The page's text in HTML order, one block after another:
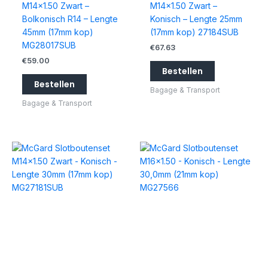
M14x1.50 Zwart –
Bolkonisch R14 – Lengte
45mm (17mm kop)
MG28017SUB
€59.00
Bestellen
Bagage & Transport
M14x1.50 Zwart –
Konisch – Lengte 25mm
(17mm kop) 27184SUB
€67.63
Bestellen
Bagage & Transport